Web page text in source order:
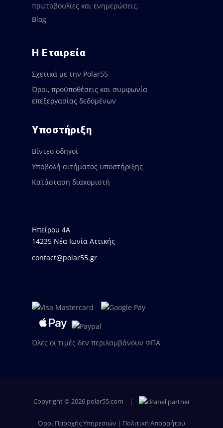
πρωτοβουλίες και ενημερώσεις.
Blog
Η Εταιρεία
Σχετικά με την Polar55
Όροι, προϋποθέσεις και συμφωνία
επεξεργασίας δεδομένων
Υποστήριξη
Βίντεο οδηγοί
Υποβολή αιτήματος υποστήριξης
Κατάσταση διακομιστή
Ηπείρου 4Α
14235 Νέα Ιωνία Αττικής
contact@polar55.gr
Όλες οι τιμές δεν περιλαμβάνουν ΦΠΑ
Copyright © 2026 polar55.com |
Όροι Παροχής Υπηρεσιών | Πολιτική Απορρήτου